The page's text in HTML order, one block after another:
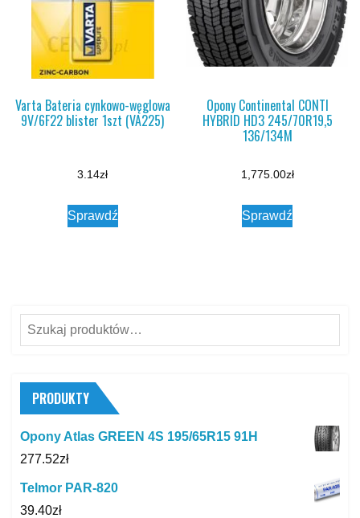
Varta Bateria cynkowo-węglowa
9V/6F22 blister 1szt (VA225)
3.14zł
Sprawdź
Opony Continental CONTI
HYBRID HD3 245/70R19,5
136/134M
1,775.00zł
Sprawdź
Szukaj:
PRODUKTY
Opony Atlas GREEN 4S 195/65R15 91H
277.52zł
Telmor PAR-820
39.40zł